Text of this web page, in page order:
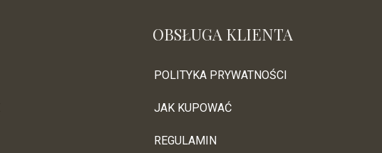
OBSŁUGA KLIENTA
POLITYKA PRYWATNOŚCI
JAK KUPOWAĆ
REGULAMIN